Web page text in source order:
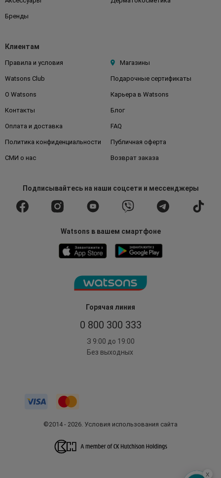
Горячая линия
0 800 300 333
З 9:00 до 19:00
Без выходных
Бренды
Клиентам
Правила и условия Магазины
Watsons Club Подарочные сертификаты
О Watsons Карьера в Watsons
Контакты Блог
Оплата и доставка FAQ
Политика конфиденциальности Публичная оферта
СМИ о нас Возврат заказа
Подписывайтесьна наши соцсети и мессенджеры
Watsons в вашем смартфоне
©2014 - 2026. Условия использования сайта
x